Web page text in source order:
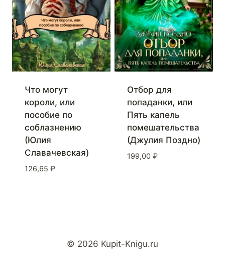
Что могут
короли, или
пособие по
соблазнению
(Юлия
Славачевская)
126,65 ₽
Отбор для
попаданки, или
Пять капель
помешательства
(Джулия Поздно)
199,00 ₽
© 2026 Kupit-Knigu.ru